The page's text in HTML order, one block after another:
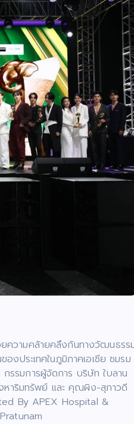
ความคล้ายคลึงกันทางวัฒนธรร
งประเทศในภูมิภาคเอเชีย ชมรม
รมการผู้จัดการ บริษัท ใบลาน
หาริมทรัพย์ และ คุณผิง-สุภาวดี
By APEX Hospital &